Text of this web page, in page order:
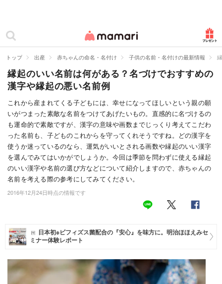
ママリ
カテゴリー一覧
妊娠
出産
赤ちゃん・育児
子育て・家族
病院
美容・ファッション
お仕事
マネー
トレンド・イベント
トップ 出産 赤ちゃんの命名・名付け 子供の名前・名付けの最新情報
縁起のいい名前は何がある？名づけでおすすめの
漢字や縁起の悪い名前例
これから産まれてくる子どもには、幸せになってほしいという親の願
いがつまった素敵な名前をつけてあげたいもの。直感的に名づけるの
も運命的で素敵ですが、漢字の意味や画数までじっくり考えてこだわ
った名前も、子どものこれからを守ってくれそうですね。どの漢字を
使うか迷っているのなら、運気がいいとされる画数や縁起のいい漢字
を選んでみてはいかがでしょうか。今回は季節を問わずに使える縁起
のいい漢字や名前の選び方などについて紹介しますので、赤ちゃんの
名前を考える際の参考にしてみてください。
2016年12月24日時点の情報です
日本初※ビフィズス菌配合の『安心』を味方に。明治ほほえみセ
ミナー体験レポート